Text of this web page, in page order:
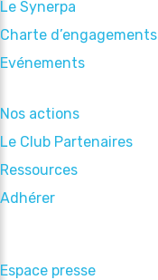
Le Synerpa
Charte d’engagements
Evénements
Nos actions
Le Club Partenaires
Ressources
Adhérer
Espace presse